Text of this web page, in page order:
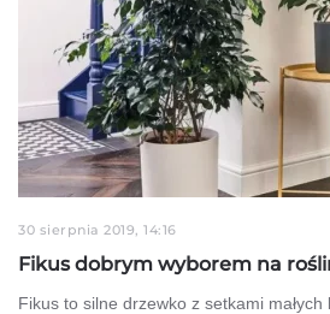
30 sierpnia 2019, 14:16
Fikus dobrym wyborem na
Fikus to silne drzewko z setkami